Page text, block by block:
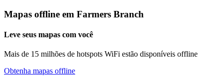
Mapas offline em Farmers Branch
Leve seus mapas com você
Mais de 15 milhões de hotspots WiFi estão disponíveis offline
Obtenha mapas offline